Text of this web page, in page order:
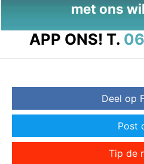
met ons
APP ONS! T.
Deel op
Post
Tip de